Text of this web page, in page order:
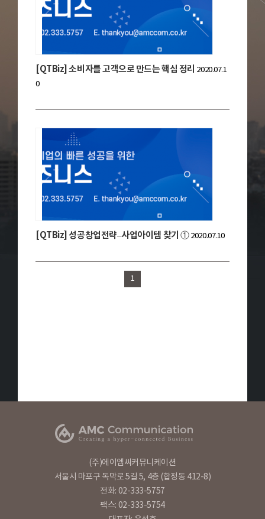
[QTBiz] 소비자를 고객으로 만드는 핵심 정리 2020.07.1
0
[QTBiz] 성공창업전략–사업아이템 찾기 ① 2020.07.10
1
(주)에이엠씨커뮤니케이션
서울시 마포구 독막로 5길 5, 4층 (합정동 412-8)
전화: 02-333-5757
팩스: 02-333-5754